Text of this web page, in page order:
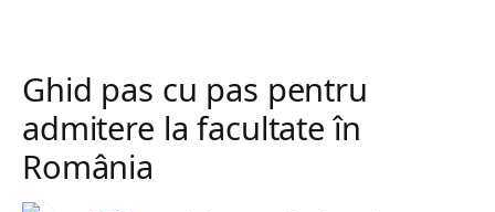
Ghid pas cu pas pentru
admitere la facultate în
România